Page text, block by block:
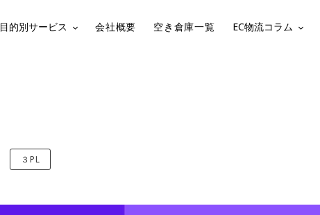
目的別サービス 会社概要 空き倉庫一覧 EC物流コラム
３PL